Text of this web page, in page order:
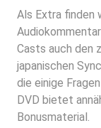
Als Extra finden
Casts auch den
japanischen
die einige
DVD bietet
Bonusmaterial.